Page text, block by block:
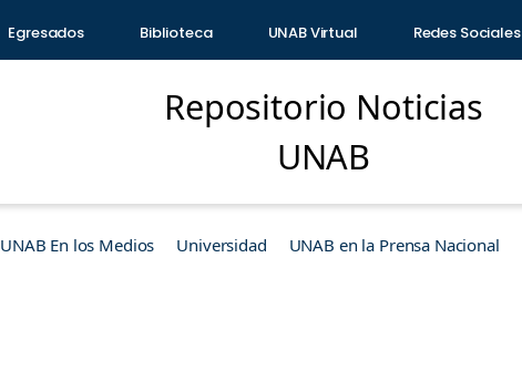
Egresados Biblioteca UNAB Virtual Redes Sociales
Repositorio Noticias
UNAB
UNAB En los Medios Universidad UNAB en la Prensa Nacional